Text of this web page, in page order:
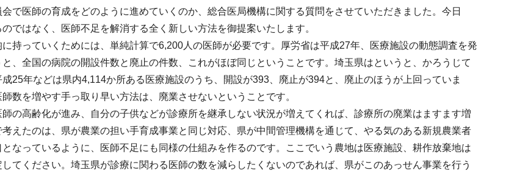
で医師の育成をどのように進めていくのか、総合医局機構に関する質問をさせていただきました。今日
ではなく、医師不足を解消する全く新しい方法を御提案いたします。
持っていくためには、単純計算で6,200人の医師が必要です。厚労省は平成27年、医療施設の動態調査を発
、全国の病院の開設件数と廃止の件数、これがほぼ同じということです。埼玉県はというと、かろうじて
25年などは県内4,114か所ある医療施設のうち、開設が393、廃止が394と、廃止のほうが上回っていま
数を増やす手っ取り早い方法は、廃業させないということです。
の高齢化が進み、自分の子供などが診療所を継承しない状況が増えてくれば、診療所の廃業はますます増
えたのは、県が農業の担い手育成事業と同じ対応、県が中間管理機構を通じて、やる気のある新規農業者
なっているように、医師不足にも同様の仕組みを作るのです。ここでいう農地は医療施設、耕作放棄地は
てください。埼玉県が診療に関わる医師の数を減らしたくないのであれば、県がこのあっせん事業を行う